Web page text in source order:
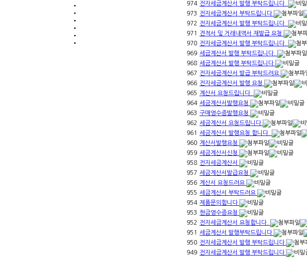
974 전자세금계산서 발행 부탁드립니다.
973 전자세금계산서 부탁드립니다
972 전자세금계산서 발행 부탁드립니다.
971
견적서 및 거래내역서 재발급 요청
970 전자세금계산서 발행 부탁드립니다.
969 세금계산서 발행 부탁드립니다.
968 세금계산서 발행 부탁드립니다
967 전자세금계산서 발급 부탁드려요
966 전자세금계산서 발행 요청
965 계산서 요청드립니다.
964 세금계산서발행요청
963 구매영수증발행요청
962 세금계산서 요청드립니다
961
세금계산서 발행요청 합니다.
960 계산서발행요청
959 세금계산서신청
958 전자세금계산서
957 세금계산서발급요청
956 계산서 요청드려요
955 세금계산서 부탁드려요
954 제품문의합니다
953 현금영수증요청
952 전자세금계산서 요청합니다.
951
세금계산서 발행부탁드립니다
950 전자세금계산서 발행 부탁드립니다
949 전자세금계산서 발행 부탁드립니다